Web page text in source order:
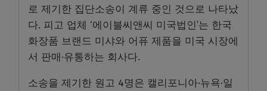
로 제기한 집단소송이 계류 중인 것으로 나타났
다. 피고 업체 ‘에이블씨앤씨 미국법인’는 한국
화장품 브랜드 미샤와 어퓨 제품을 미국 시장에
서 판매·유통하는 회사다.
소송을 제기한 원고 4명은 캘리포니아·뉴욕·일